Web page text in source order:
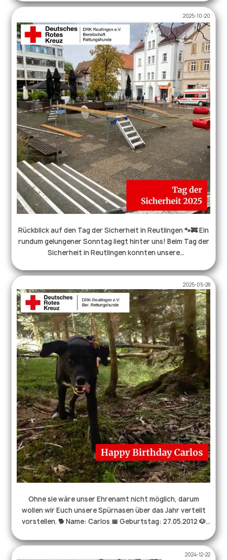
von 9:30-16:30 Uhr wieder in der Reutlinger Innenstadt
verteilt und freuen sich über nette Gespräche.❤️🐶 Kommt
vorbei, sprecht uns an, lernt unsere Arbeit kennen und
genießt den Weihnachtsmarkt!🎄🐾 . . . #rettungshunde
#ehrenamt #ehrenamtausüberzeugung #drk
#reutlingen #weihnachtsmarkt #adventszeit
2025-10-20
Rückblick auf den Tag der Sicherheit in Reutlingen 🐾🚒 Ein
rundum gelungener Sonntag liegt hinter uns! Beim Tag der
Sicherheit in Reutlingen konnten unsere
Können zeigen – mit spannenden Einblicken in
Therapiehunde waren mit dabei und sorgten mit ihrer
ruhigen, freundlichen Art für viele schöne Begegnungen –
und zahlreiche neue Freundschaften. 🐶💛 Ein riesiges
Dankeschön an alle Gäste und Zuschauer für das
großartige Interesse, die vielen netten Gespräche und
Spenden! Ihr macht solche Tage zu etwas ganz
Besonderem. ♥️ Ebenso danken wir der Stadt Reutlingen,
allen Hilfsorganisationen und den Organisatoren dieses
tollen Tages. Wir freuen uns jetzt schon auf ein
Wiedersehen im nächsten Jahr! 🙌 . . . #reutlingen
#ehrenamt #rettungshund #therapiehund #drk
#blaulichtfamilie #hiorg #tagdersicherheit
2025-05-28
Ohne sie wäre unser Ehrenamt nicht möglich, darum
wollen wir Euch unsere Spürnasen über das Jahr verteilt
vorstellen. 🐕 Name: Carlos 📅 Geburtstag: 27.05.2012 🐶
Rückverweiser mit Vorsitz 🧍🏻‍♀Hundeführerin: Manuela 🎁
Lieblingsbelohnung: vieeeeeele Saitenwürstchen 🤤 Noch2024-12-22